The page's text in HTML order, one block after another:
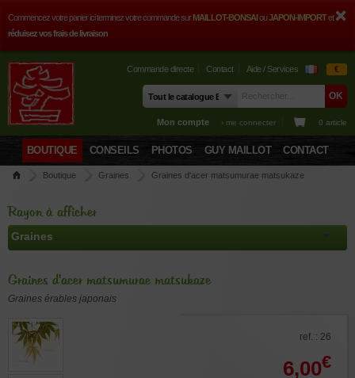
Commencez votre panier ici terminez votre commande surMAILLOT-BONSAIouJAPON-IMPORTet
réduisez vos frais de livraison
Commande directe Contact Aide / Services €
Mon compte › me connecter 0 article
BOUTIQUE CONSEILS PHOTOS GUY MAILLOT CONTACT
Boutique Graines Graines d'acer matsumurae matsukaze
Rayon à afficher
Graines d'acer matsumurae matsukaze
Graines érables japonais
ref. : 26
6,00€